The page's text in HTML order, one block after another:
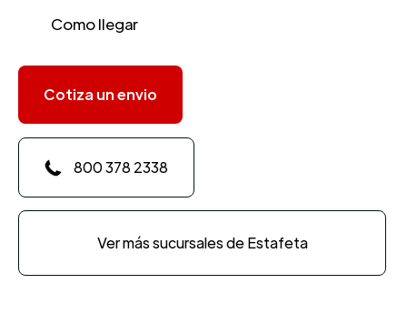
Como llegar
Cotiza un envio
800 378 2338
Ver más sucursales de Estafeta